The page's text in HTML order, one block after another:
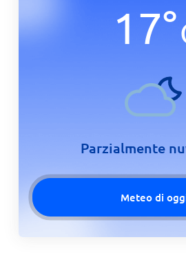
17°
Parzialmente
Meteo di